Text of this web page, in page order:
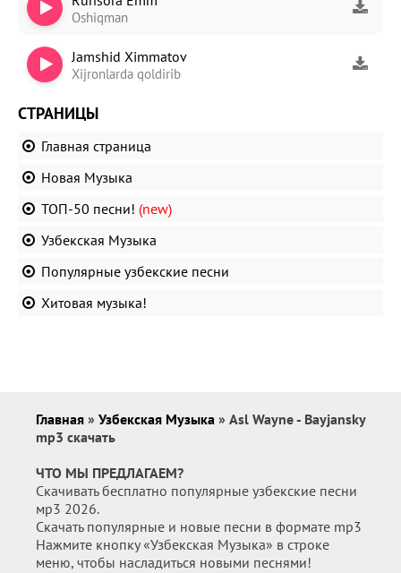
Oshiqman
Jamshid Ximmatov
Xijronlarda qoldirib
СТРАНИЦЫ
Главная страница
Новая Музыка
ТОП-50 песни! (new)
Узбекская Музыка
Популярные узбекские песни
Хитовая музыка!
Главная » Узбекская Музыка » Asl Wayne - Bayjansky
mp3 скачать
ЧТО МЫ ПРЕДЛАГАЕМ?
Скачивать бесплатно популярные узбекские песни
мр3 2026.
Скачать популярные и новые песни в формате mp3
Нажмите кнопку «Узбекская Музыка» в строке
меню, чтобы насладиться новыми песнями!